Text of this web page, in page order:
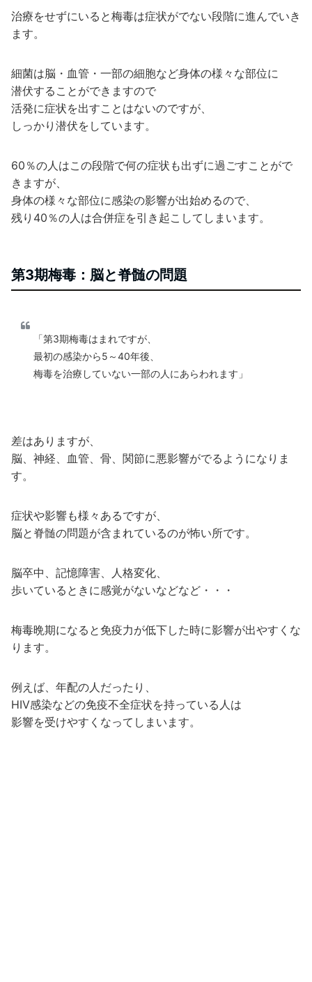
治療をせずにいると梅毒は症状がでない段階に進んでいき
ます。
細菌は脳・血管・一部の細胞など身体の様々な部位に
潜伏することができますので
活発に症状を出すことはないのですが、
しっかり潜伏をしています。
60％の人はこの段階で何の症状も出ずに過ごすことがで
きますが、
身体の様々な部位に感染の影響が出始めるので、
残り40％の人は合併症を引き起こしてしまいます。
第3期梅毒：脳と脊髄の問題
「第3期梅毒はまれですが、
最初の感染から5～40年後、
梅毒を治療していない一部の人にあらわれます」
差はありますが、
脳、神経、血管、骨、関節に悪影響がでるようになりま
す。
症状や影響も様々あるですが、
脳と脊髄の問題が含まれているのが怖い所です。
脳卒中、記憶障害、人格変化、
歩いているときに感覚がないなどなど・・・
梅毒晩期になると免疫力が低下した時に影響が出やすくな
ります。
例えば、年配の人だったり、
HIV感染などの免疫不全症状を持っている人は
影響を受けやすくなってしまいます。